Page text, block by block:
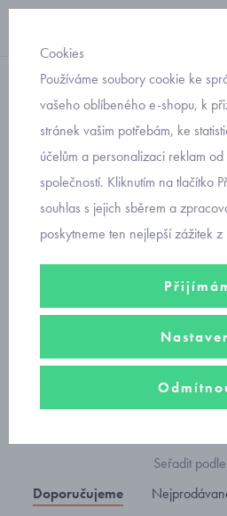
Úvod
Attipas
první botičky
dětská obuv
botičky pro první
Seřadit podle
Doporučujeme
Cookies
Používáme soubory cookie ke
vašeho oblíbeného e-shopu, k
stránek vašim potřebám, ke
účelům a personalizaci reklam od
společností. Kliknutím na tlačítko
souhlas s jejich sběrem a
poskytneme ten nejlepší zážitek